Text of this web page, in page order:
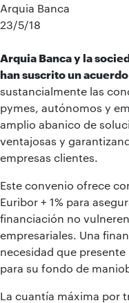
Arquia Banca
23/5/18
Arquia Banca y la
han suscrito un
sustancialmente las
pymes, autónomos y
amplio abanico de
ventajosas y
empresas clientes.
Este convenio ofrece
Euribor + 1% para
financiación no
empresariales. Una
necesidad que
para su fondo de
La cuantía máxima por